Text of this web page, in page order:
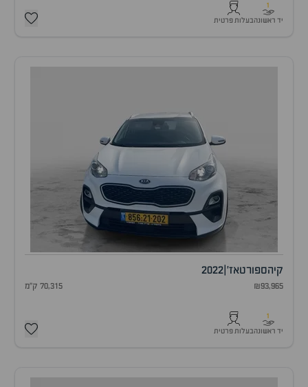
1
יד ראשונהבעלות פרטית
קיהספורטאז' 2022
₪93,965 70,315 ק"מ
1
יד ראשונהבעלות פרטית